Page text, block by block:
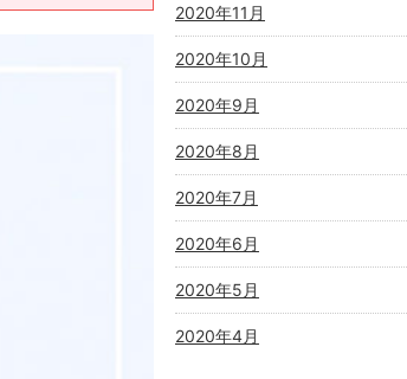
2020年11月
2020年10月
2020年9月
2020年8月
2020年7月
2020年6月
2020年5月
2020年4月